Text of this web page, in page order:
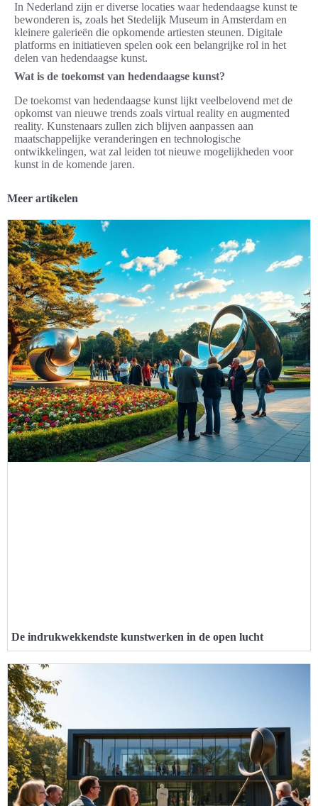
In Nederland zijn er diverse locaties waar hedendaagse kunst te
bewonderen is, zoals het Stedelijk Museum in Amsterdam en
kleinere galerieën die opkomende artiesten steunen. Digitale
platforms en initiatieven spelen ook een belangrijke rol in het
delen van hedendaagse kunst.
Wat is de toekomst van hedendaagse kunst?
De toekomst van hedendaagse kunst lijkt veelbelovend met de
opkomst van nieuwe trends zoals virtual reality en augmented
reality. Kunstenaars zullen zich blijven aanpassen aan
maatschappelijke veranderingen en technologische
ontwikkelingen, wat zal leiden tot nieuwe mogelijkheden voor
kunst in de komende jaren.
Meer artikelen
De indrukwekkendste kunstwerken in de open lucht